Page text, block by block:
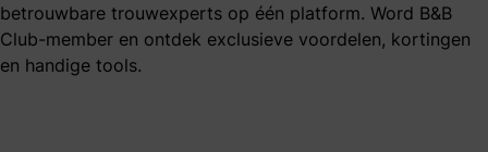
betrouwbare trouwexperts op één platform. Word B&B
Club-member en ontdek exclusieve voordelen, kortingen
en handige tools.